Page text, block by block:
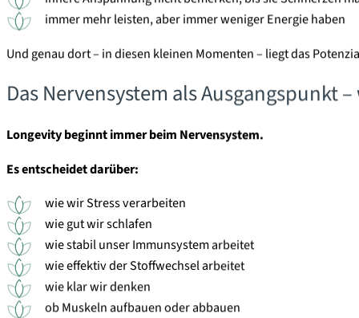
immer mehr leisten, aber immer weniger Energie haben
Und genau dort – in diesen kleinen Momenten – liegt das
Das Nervensystem als
Longevity beginnt immer beim Nervensystem.
Es entscheidet darüber:
wie wir Stress verarbeiten
wie gut wir schlafen
wie stabil unser Immunsystem arbeitet
wie effektiv der Stoffwechsel arbeitet
wie klar wir denken
ob Muskeln aufbauen oder abbauen